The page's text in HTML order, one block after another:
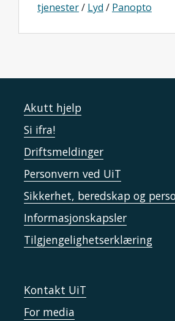
tjenester/ Lyd / Panopto
Akutt hjelp
Si ifra!
Driftsmeldinger
Personvern ved UiT
Sikkerhet, beredskap og
Informasjonskapsler
Tilgjengelighetserklæring
Kontakt UiT
For media